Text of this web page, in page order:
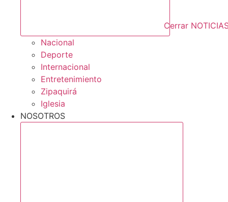
Cerrar
Nacional
Deporte
Internacional
Entretenimiento
Zipaquirá
Iglesia
NOSOTROS